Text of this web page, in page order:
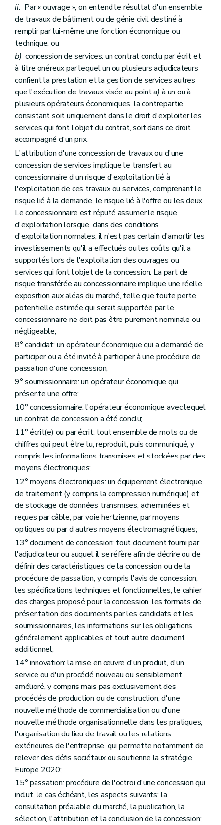
ii. Par « ouvrage », on entend le résultat d'un ensemble
de travaux de bâtiment ou de génie civil destiné à
remplir par lui-même une fonction économique ou
technique; ou
b) concession de services: un contrat conclu par écrit et
à titre onéreux par lequel un ou plusieurs adjudicateurs
confient la prestation et la gestion de services autres
que l'exécution de travaux visée au pointa) à un ou à
plusieurs opérateurs économiques, la contrepartie
consistant soit uniquement dans le droit d'exploiter les
services qui font l'objet du contrat, soit dans ce droit
accompagné d'un prix.
L'attribution d'une concession de travaux ou d'une
concession de services implique le transfert au
concessionnaire d'un risque d'exploitation lié à
l'exploitation de ces travaux ou services, comprenant le
risque lié à la demande, le risque lié à l'offre ou les deux.
Le concessionnaire est réputé assumer le risque
d'exploitation lorsque, dans des conditions
d'exploitation normales, il n'est pas certain d'amortir les
investissements qu'il a effectués ou les coûts qu'il a
supportés lors de l'exploitation des ouvrages ou
services qui font l'objet de la concession. La part de
risque transférée au concessionnaire implique une réelle
exposition aux aléas du marché, telle que toute perte
potentielle estimée qui serait supportée par le
concessionnaire ne doit pas être purement nominale ou
négligeable;
8° candidat: un opérateur économique qui a demandé de
participer ou a été invité à participer à une procédure de
passation d'une concession;
9° soumissionnaire: un opérateur économique qui
présente une offre;
10° concessionnaire: l'opérateur économique avec lequel
un contrat de concession a été conclu;
11° écrit(e) ou par écrit: tout ensemble de mots ou de
chiffres qui peut être lu, reproduit, puis communiqué, y
compris les informations transmises et stockées par des
moyens électroniques;
12° moyens électroniques: un équipement électronique
de traitement (y compris la compression numérique) et
de stockage de données transmises, acheminées et
reçues par câble, par voie hertzienne, par moyens
optiques ou par d'autres moyens électromagnétiques;
13° document de concession: tout document fourni par
l'adjudicateur ou auquel il se réfère afin de décrire ou de
définir des caractéristiques de la concession ou de la
procédure de passation, y compris l'avis de concession,
les spécifications techniques et fonctionnelles, le cahier
des charges proposé pour la concession, les formats de
présentation des documents par les candidats et les
soumissionnaires, les informations sur les obligations
généralement applicables et tout autre document
additionnel;
14° innovation: la mise en œuvre d'un produit, d'un
service ou d'un procédé nouveau ou sensiblement
amélioré, y compris mais pas exclusivement des
procédés de production ou de construction, d'une
nouvelle méthode de commercialisation ou d'une
nouvelle méthode organisationnelle dans les pratiques,
l'organisation du lieu de travail ou les relations
extérieures de l'entreprise, qui permette notamment de
relever des défis sociétaux ou soutienne la stratégie
Europe 2020;
15° passation: procédure de l'octroi d'une concession qui
inclut, le cas échéant, les aspects suivants: la
consultation préalable du marché, la publication, la
sélection, l'attribution et la conclusion de la concession;